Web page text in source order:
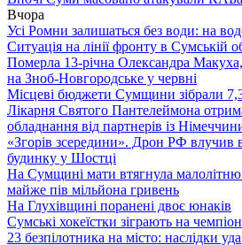
Вчора
Усі Ромни залишаться без води: на
Ситуація на лінії фронту в Сумській
Померла 13-річна Олександра
на Зноб-Новгородське у червні
Місцеві бюджети Сумщини зібрали
Лікарня Святого Пантелеймона
обладнання від партнерів із
«Згорів зсередини». Дрон РФ влучив
будинку у Шостці
На Сумщині мати втягнула
майже пів мільйона гривень
На Глухівщині поранені двоє юнаків
Сумські хокеїстки зіграють на
23 безпілотника на місто: наслідки